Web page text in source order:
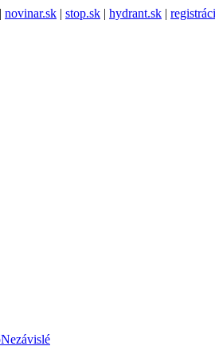
| novinar.sk | stop.sk | hydrant.sk |
Nezávislé